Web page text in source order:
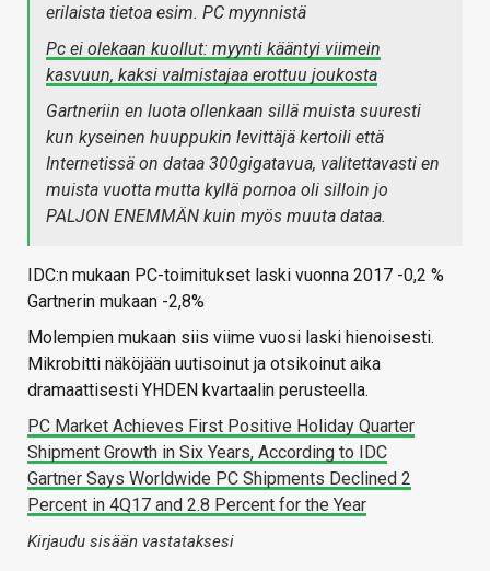
erilaista tietoa esim. PC myynnistä
Pc ei olekaan kuollut: myynti kääntyi viimein
kasvuun, kaksi valmistajaa erottuu joukosta
Gartneriin en luota ollenkaan sillä muista suuresti
kun kyseinen huuppukin levittäjä kertoili että
Internetissä on dataa 300gigatavua, valitettavasti en
muista vuotta mutta kyllä pornoa oli silloin jo
PALJON ENEMMÄN kuin myös muuta dataa.
IDC:n mukaan PC-toimitukset laski vuonna 2017 -0,2 %
Gartnerin mukaan -2,8%
Molempien mukaan siis viime vuosi laski hienoisesti.
Mikrobitti näköjään uutisoinut ja otsikoinut aika
dramaattisesti YHDEN kvartaalin perusteella.
PC Market Achieves First Positive Holiday Quarter
Shipment Growth in Six Years, According to IDC
Gartner Says Worldwide PC Shipments Declined 2
Percent in 4Q17 and 2.8 Percent for the Year
Kirjaudu sisään vastataksesi